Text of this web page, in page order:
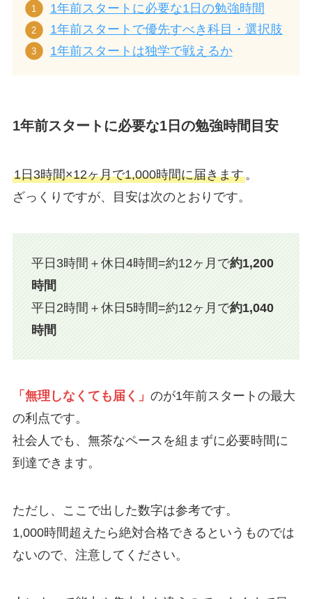
1年前スタートに必要な1日の勉強時間
1年前スタートで優先すべき科目・選択肢
1年前スタートは独学で戦えるか
1年前スタートに必要な1日の勉強時間目安
1日3時間×12ヶ月で1,000時間に届きます。
ざっくりですが、目安は次のとおりです。
平日3時間＋休日4時間=約12ヶ月で約1,200
時間
平日2時間＋休日5時間=約12ヶ月で約1,040
時間
「無理しなくても届く」 のが1年前スタートの最大
の利点です。
社会人でも、無茶なペースを組まずに必要時間に
到達できます。
ただし、ここで出した数字は参考です。
1,000時間超えたら絶対合格できるというものでは
ないので、注意してください。